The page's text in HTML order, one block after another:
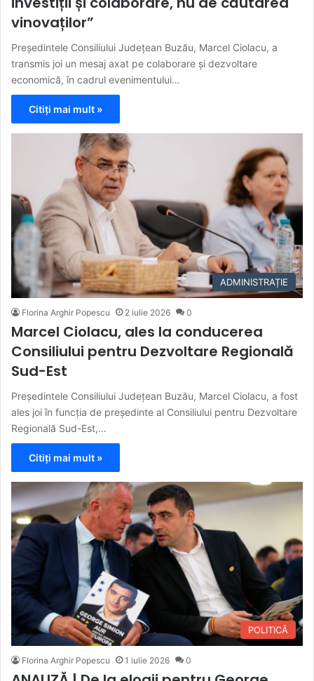
vinovaților”
Președintele Consiliului Județean Buzău, Marcel Ciolacu, a
transmis joi un mesaj axat pe colaborare și dezvoltare
economică, în cadrul evenimentului…
Citiți mai mult »
ADMINISTRAȚIE
Florina Arghir Popescu 2 iulie 2026 0
Marcel Ciolacu, ales la conducerea
Consiliului pentru Dezvoltare Regională
Sud-Est
Președintele Consiliului Județean Buzău, Marcel Ciolacu, a fost
ales joi în funcția de președinte al Consiliului pentru Dezvoltare
Regională Sud-Est,…
Citiți mai mult »
POLITICĂ
Florina Arghir Popescu 1 iulie 2026 0